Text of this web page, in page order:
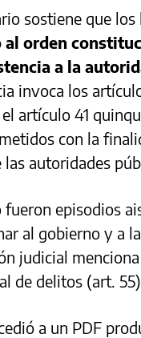
sostiene que los
orden
a la
invoca los
artículo 41
con la
autoridades
episodios
al gobierno y a
judicial
de delitos (art.
a un PDF